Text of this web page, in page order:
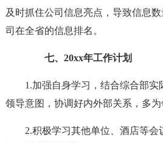
及时抓住公司信息亮点，导致信息
司在全省的信息排名。
七、20xx年工作计划
1.加强自身学习，结合综合部
领导意图，协调好内外部关系，多
2.积极学习其他单位、酒店等